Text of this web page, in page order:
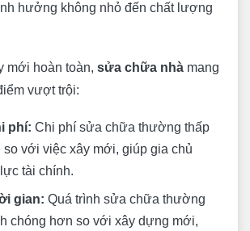
hưởng không nhỏ đến chất lượng
mới hoàn toàn, sửa chữa nhà mang
vượt trội:
phí: Chi phí sửa chữa thường thấp
so với việc xây mới, giúp gia chủ
tài chính.
gian: Quá trình sửa chữa thường
chóng hơn so với xây dựng mới,